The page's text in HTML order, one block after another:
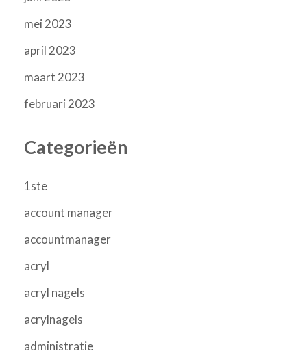
mei 2023
april 2023
maart 2023
februari 2023
Categorieën
1ste
account manager
accountmanager
acryl
acryl nagels
acrylnagels
administratie